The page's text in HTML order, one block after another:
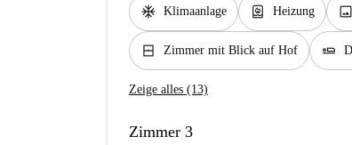
ac_unit Klimaanlage water_heater Heizung image
window_closed Zimmer mit Blick auf Hof airline_seat_flat
Zeige alles (13)
Zimmer 3